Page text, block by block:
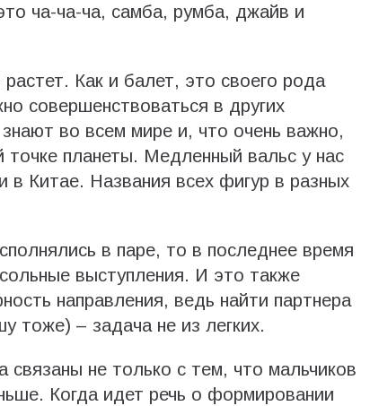
ча-ча-ча, самба, румба, джайв и
Как и балет, это своего рода
совершенствоваться в других
во всем мире и, что очень важно,
планеты. Медленный вальс у нас
Китае. Названия всех фигур в разных
в паре, то в последнее время
выступления. И это также
направления, ведь найти партнера
тоже) – задача не из легких.
связаны не только с тем, что мальчиков
Когда идет речь о формировании